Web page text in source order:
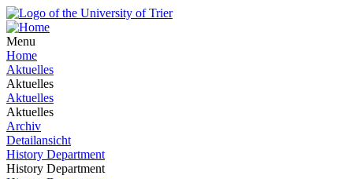
Menu
Home
Aktuelles
Aktuelles
Aktuelles
Aktuelles
Archiv
Detailansicht
History Department
History Department